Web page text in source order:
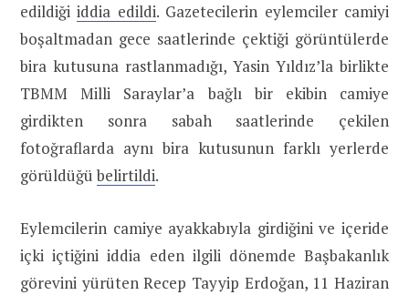
edildiğiiddia edildi. Gazetecilerin eylemciler camiyi
boşaltmadan gece saatlerinde çektiği görüntülerde
bira kutusuna rastlanmadığı, Yasin Yıldız’la birlikte
TBMM Milli Saraylar’a bağlı bir ekibin camiye
girdikten sonra sabah saatlerinde çekilen
fotoğraflarda aynı bira kutusunun farklı yerlerde
görüldüğübelirtildi.
Eylemcilerin camiye ayakkabıyla girdiğini ve içeride
içki içtiğini iddia eden ilgili dönemde Başbakanlık
görevini yürüten Recep Tayyip Erdoğan, 11 Haziran